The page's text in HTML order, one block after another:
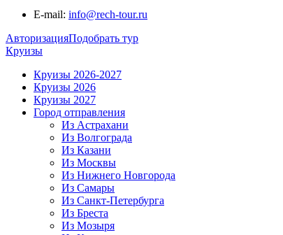
E-mail: info@rech-tour.ru
АвторизацияПодобрать тур
Круизы
Круизы 2026-2027
Круизы 2026
Круизы 2027
Город отправления
Из Астрахани
Из Волгограда
Из Казани
Из Москвы
Из Нижнего Новгорода
Из Самары
Из Санкт-Петербурга
Из Бреста
Из Мозыря